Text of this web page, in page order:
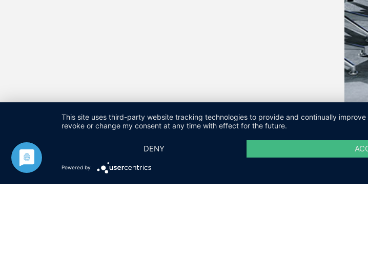
HARALD FUCHS GMBH & CO. KG
This site uses third-party website tracking technologies to provide and continually
revoke or change my consent at any time with effect for the future.
DENY
Powered by